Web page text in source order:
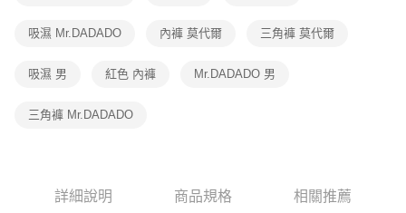
每筆NT$80，滿NT$1,000(含以上)免運費
宅配
每筆NT$220
吸濕 Mr.DADADO 內褲 莫代爾 三角褲 莫代爾
吸濕 男 紅色 內褲 Mr.DADADO 男
三角褲 Mr.DADADO
詳細說明 商品規格 相關推薦